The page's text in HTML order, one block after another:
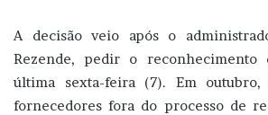
A decisão veio após o
Rezende, pedir o reconhecimento
última sexta-feira (7). Em
fornecedores fora do processo de